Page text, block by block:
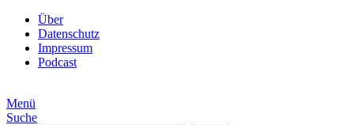
Über
Datenschutz
Impressum
Podcast
Menü
Suche